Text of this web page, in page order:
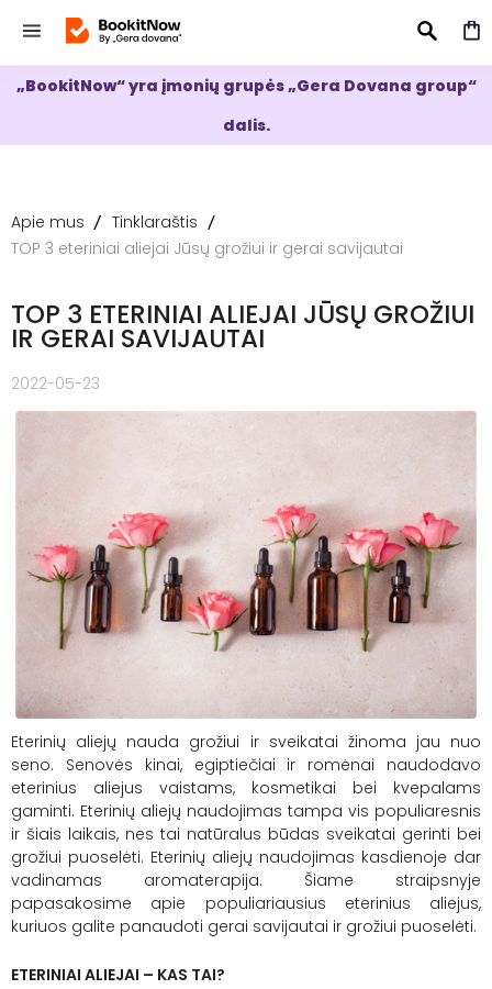
IEŠKOTI
„BookitNow“ yra įmonių grupės „Gera Dovana group“
dalis.
Apie mus
Tinklaraštis
TOP 3 eteriniai aliejai Jūsų grožiui ir gerai savijautai
TOP 3 ETERINIAI ALIEJAI JŪSŲ GROŽIUI
IR GERAI SAVIJAUTAI
2022-05-23
Eterinių aliejų nauda grožiui ir sveikatai žinoma jau nuo
seno. Senovės kinai, egiptiečiai ir romėnai naudodavo
eterinius aliejus vaistams, kosmetikai bei kvepalams
gaminti. Eterinių aliejų naudojimas tampa vis populiaresnis
ir šiais laikais, nes tai natūralus būdas sveikatai gerinti bei
grožiui puoselėti. Eterinių aliejų naudojimas kasdienoje dar
vadinamas aromaterapija. Šiame straipsnyje
papasakosime apie populiariausius eterinius aliejus,
kuriuos galite panaudoti gerai savijautai ir grožiui puoselėti.
ETERINIAI ALIEJAI – KAS TAI?